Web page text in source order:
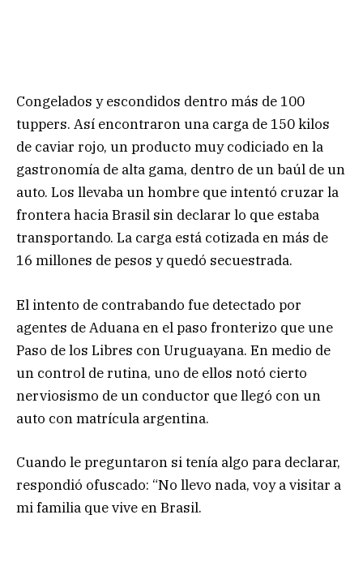
Congelados y escondidos dentro más de 100
tuppers. Así encontraron una carga de 150 kilos
de caviar rojo, un producto muy codiciado en la
gastronomía de alta gama, dentro de un baúl de un
auto. Los llevaba un hombre que intentó cruzar la
frontera hacia Brasil sin declarar lo que estaba
transportando. La carga está cotizada en más de
16 millones de pesos y quedó secuestrada.
El intento de contrabando fue detectado por
agentes de Aduana en el paso fronterizo que une
Paso de los Libres con Uruguayana. En medio de
un control de rutina, uno de ellos notó cierto
nerviosismo de un conductor que llegó con un
auto con matrícula argentina.
Cuando le preguntaron si tenía algo para declarar,
respondió ofuscado: “No llevo nada, voy a visitar a
mi familia que vive en Brasil.